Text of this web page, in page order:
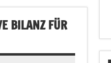
BILANZ FÜR